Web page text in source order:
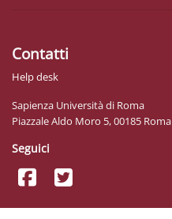
Contatti
Help desk
Sapienza Università di Roma
Piazzale Aldo Moro 5, 00185 Roma
Seguici